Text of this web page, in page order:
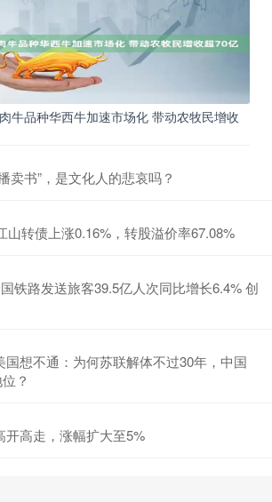
牛品种华西牛加速市场化 带动农牧民增收
卖书”，是文化人的悲哀吗？
山转债上涨0.16%，转股溢价率67.08%
铁路发送旅客39.5亿人次同比增长6.4% 创
想不通：为何苏联解体不过30年，中国
？
开高走，涨幅扩大至5%